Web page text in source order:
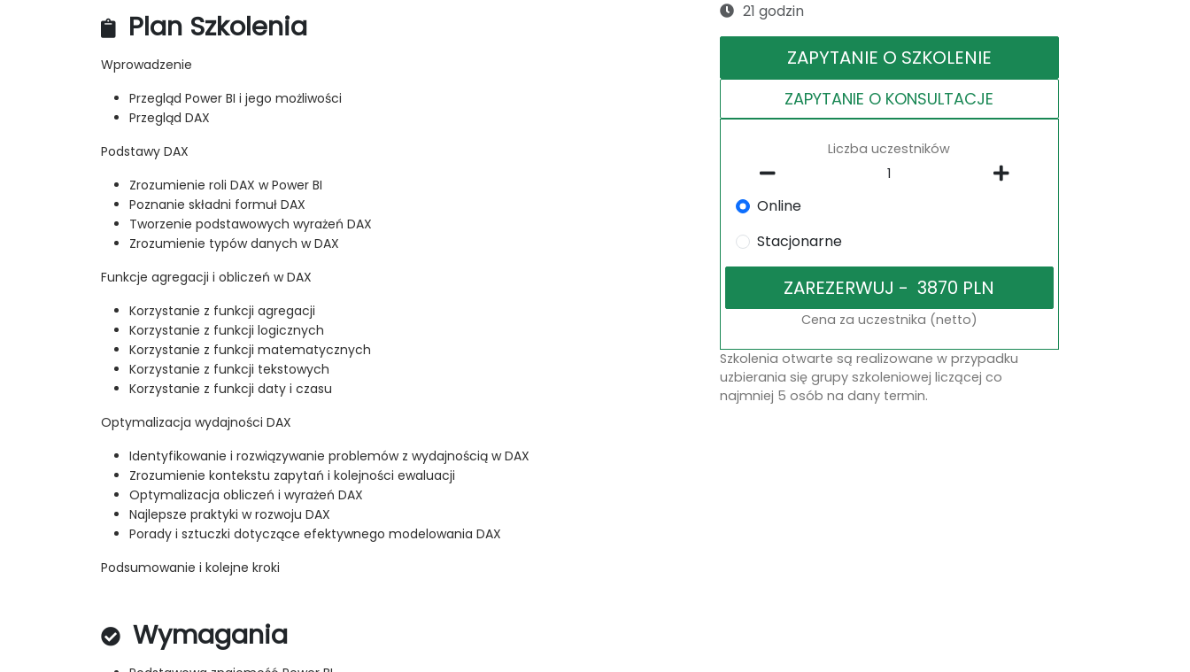
Plan Szkolenia
Wprowadzenie
Przegląd Power BI i jego możliwości
Przegląd DAX
Podstawy DAX
Zrozumienie roli DAX w Power BI
Poznanie składni formuł DAX
Tworzenie podstawowych wyrażeń DAX
Zrozumienie typów danych w DAX
Funkcje agregacji i obliczeń w DAX
Korzystanie z funkcji agregacji
Korzystanie z funkcji logicznych
Korzystanie z funkcji matematycznych
Korzystanie z funkcji tekstowych
Korzystanie z funkcji daty i czasu
Optymalizacja wydajności DAX
Identyfikowanie i rozwiązywanie problemów z wydajnością w DAX
Zrozumienie kontekstu zapytań i kolejności ewaluacji
Optymalizacja obliczeń i wyrażeń DAX
Najlepsze praktyki w rozwoju DAX
Porady i sztuczki dotyczące efektywnego modelowania DAX
Podsumowanie i kolejne kroki
Wymagania
21 godzin
ZAPYTANIE O SZKOLENIE
ZAPYTANIE O KONSULTACJE
Liczba uczestników
Online
Stacjonarne
Cena za uczestnika (netto)
Szkolenia otwarte są realizowane w przypadku
uzbierania się grupy szkoleniowej liczącej co
najmniej 5 osób na dany termin.